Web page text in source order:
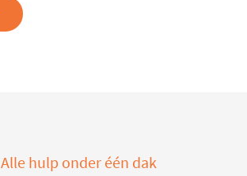
Alle hulp onder één dak